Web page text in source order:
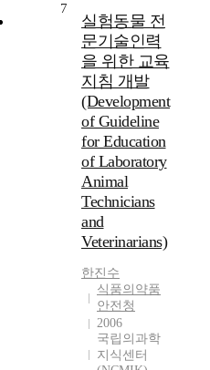
7
실험동물 전
문기술인력
을 위한 교육
지침 개발
(Development
of Guideline
for Education
of Laboratory
Animal
Technicians
and
Veterinarians)
한진수
식품의약품
안전청
2006
국립의과학
지식센터